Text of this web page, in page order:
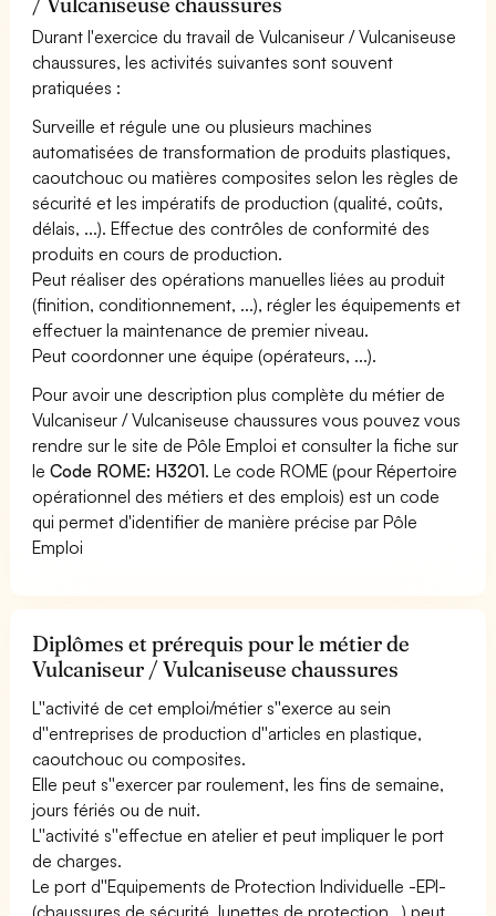
Durant l'exercice du travail de Vulcaniseur / Vulcaniseuse
chaussures, les activités suivantes sont souvent
pratiquées :
Surveille et régule une ou plusieurs machines
automatisées de transformation de produits plastiques,
caoutchouc ou matières composites selon les règles de
sécurité et les impératifs de production (qualité, coûts,
délais, ...). Effectue des contrôles de conformité des
produits en cours de production.
Peut réaliser des opérations manuelles liées au produit
(finition, conditionnement, ...), régler les équipements et
effectuer la maintenance de premier niveau.
Peut coordonner une équipe (opérateurs, ...).
Pour avoir une description plus complète du métier de
Vulcaniseur / Vulcaniseuse chaussures vous pouvez vous
rendre sur le site de Pôle Emploi et consulter la fiche sur
leCode ROME: H3201. Le code ROME (pour Répertoire
opérationnel des métiers et des emplois) est un code
qui permet d'identifier de manière précise par Pôle
Emploi
Diplômes et prérequis pour le métier de
Vulcaniseur / Vulcaniseuse chaussures
L''activité de cet emploi/métier s''exerce au sein
d''entreprises de production d''articles en plastique,
caoutchouc ou composites.
Elle peut s''exercer par roulement, les fins de semaine,
jours fériés ou de nuit.
L''activité s''effectue en atelier et peut impliquer le port
de charges.
Le port d''Equipements de Protection Individuelle -EPI-
(chaussures de sécurité, lunettes de protection...) peut